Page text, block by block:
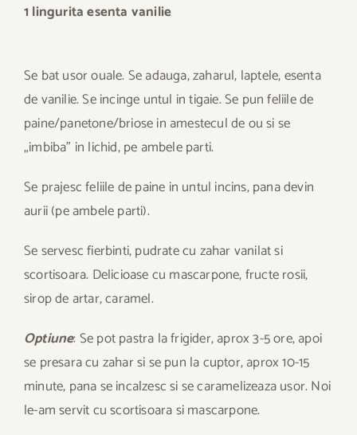
1 lingurita esenta vanilie
Se bat usor ouale. Se adauga, zaharul, laptele, esenta
de vanilie. Se incinge untul in tigaie. Se pun feliile de
paine/panetone/briose in amestecul de ou si se
„imbiba” in lichid, pe ambele parti.
Se prajesc feliile de paine in untul incins, pana devin
aurii (pe ambele parti).
Se servesc fierbinti, pudrate cu zahar vanilat si
scortisoara. Delicioase cu mascarpone, fructe rosii,
sirop de artar, caramel.
Optiune: Se pot pastra la frigider, aprox 3-5 ore, apoi
se presara cu zahar si se pun la cuptor, aprox 10-15
minute, pana se incalzesc si se caramelizeaza usor. Noi
le-am servit cu scortisoara si mascarpone.